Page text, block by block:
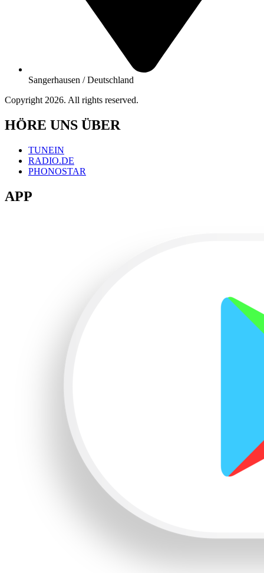
Sangerhausen / Deutschland
Copyright 2026. All rights reserved.
HÖRE UNS ÜBER
TUNEIN
RADIO.DE
PHONOSTAR
APP